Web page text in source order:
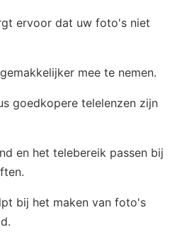
ervoor dat uw foto's niet
mee te nemen.
goedkopere telelenzen zijn
en het telebereik passen bij
bij het maken van foto's